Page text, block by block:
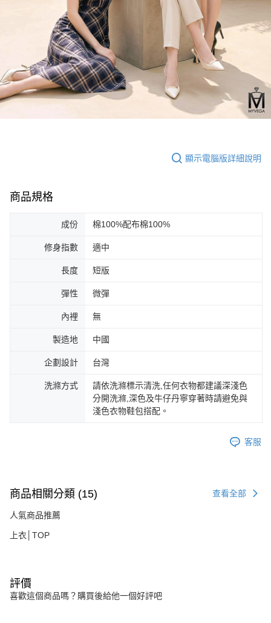
顯示電腦版詳細說明
商品規格
成份 棉100%配布棉100%
修身指數 適中
長度 短版
彈性 微彈
內裡 無
製造地 中國
企劃設計 台灣
洗滌方式
請依洗滌標示清洗,任何衣物都建議深淺色
分開洗滌,深色及牛仔丹寧穿著時請避免與
淺色衣物鞋包搭配。
客服
商品相關分類 (15) 查看全部
人氣商品推薦
上衣│TOP
評價
喜歡這個商品嗎？購買後給他一個好評吧